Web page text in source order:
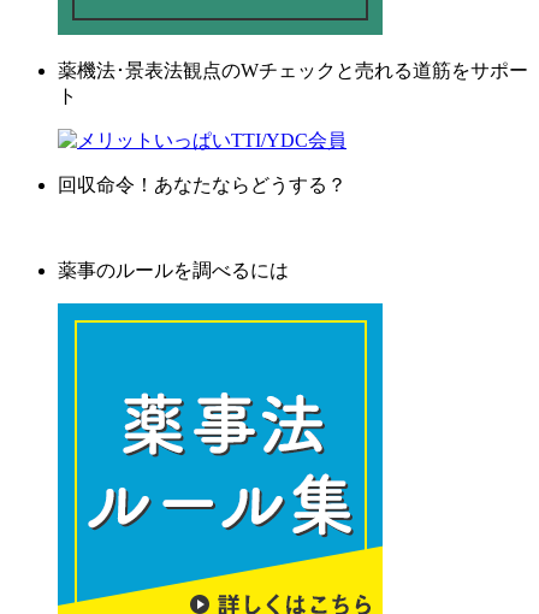
薬機法･景表法観点のWチェックと売れる道筋をサポー
ト
回収命令！あなたならどうする？
薬事のルールを調べるには